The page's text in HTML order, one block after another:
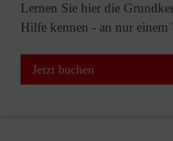
Lernen Sie hier die
Hilfe kennen - an nur einem
Jetzt buchen